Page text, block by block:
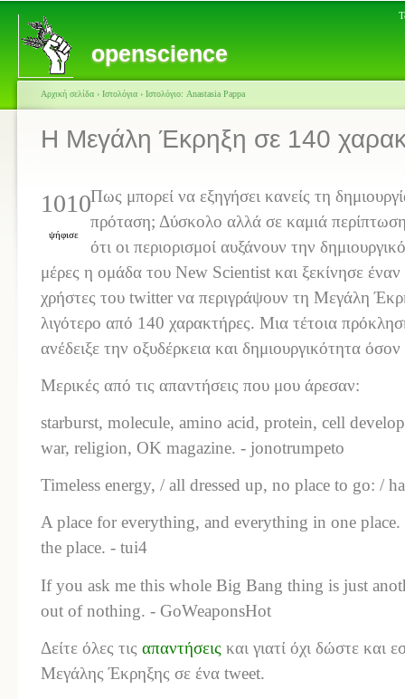
openscience
Αρχική σελίδα › Ιστολόγια › Ιστολόγιο: Anastasia Pappa
Η Μεγάλη Έκρηξη σε 140
1010
ψήφισε
Πως μπορεί να εξηγήσει κανείς τη
πρόταση; Δύσκολο αλλά σε καμιά
ότι οι περιορισμοί αυξάνουν την
μέρες η ομάδα του New Scientist και ξεκίνησε
χρήστες του twitter να περιγράψουν τη Μεγάλη
λιγότερο από 140 χαρακτήρες. Μια τέτοια
ανέδειξε την οξυδέρκεια και δημιουργικότητα
Μερικές από τις απαντήσεις που μου άρεσαν:
starburst, molecule, amino acid, protein, cell
war, religion, OK magazine. - jonotrumpeto
Timeless energy, / all dressed up, no place to go: /
A place for everything, and everything in one
the place. - tui4
If you ask me this whole Big Bang thing is just
out of nothing. - GoWeaponsHot
Δείτε όλες τις απαντήσεις και γιατί όχι δώστε και
Μεγάλης Έκρηξης σε ένα tweet.